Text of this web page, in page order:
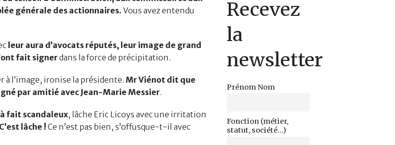
générale des actionnaires.Vous avez entendu
leur aura d’avocats réputés, leur image de grand
fait signerdans la force de précipitation.
l’image, ironise la présidente. Mr Viénot dit que
par amitié avec Jean-Marie Messier.
fait scandaleux, lâche Eric Licoys avec une irritation
lâche ! Ce n’est pas bien, s’offusque-t-il avec
Recevez
la
newsletter
Prénom Nom
Fonction (métier,
statut, société...)